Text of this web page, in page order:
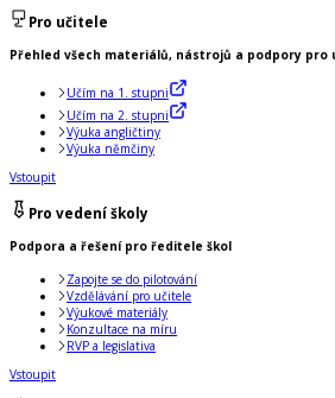
Pro učitele
Přehled všech materiálů, nástrojů a podpory pro
Učím na 1. stupni
Učím na 2. stupni
Výuka angličtiny
Výuka němčiny
Vstoupit
Pro vedení školy
Podpora a řešení pro ředitele škol
Zapojte se do pilotování
Vzdělávání pro učitele
Výukové materiály
Konzultace na míru
RVP a legislativa
Vstoupit